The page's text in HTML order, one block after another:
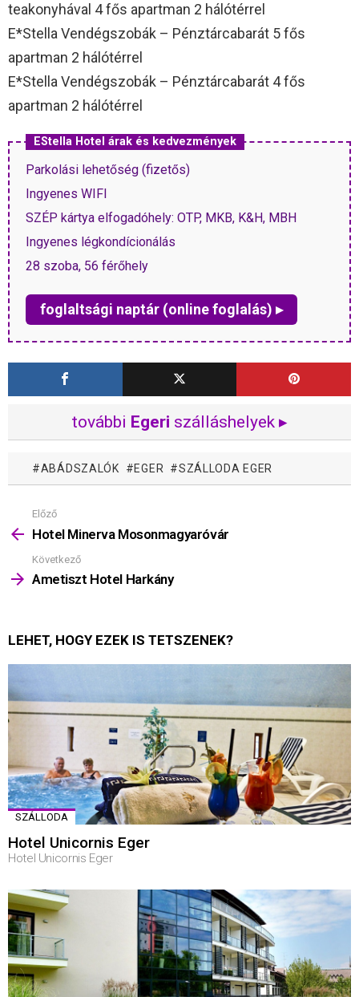
teakonyhával 4 fős apartman 2 hálótérrel
E*Stella Vendégszobák – Pénztárcabarát 5 fős
apartman 2 hálótérrel
E*Stella Vendégszobák – Pénztárcabarát 4 fős
apartman 2 hálótérrel
EStella Hotel árak és kedvezmények
Parkolási lehetőség (fizetős)
Ingyenes WIFI
SZÉP kártya elfogadóhely: OTP, MKB, K&H, MBH
Ingyenes légkondícionálás
28 szoba, 56 férőhely
foglaltsági naptár (online foglalás) ▸
további Egeri szálláshelyek ▸
ABÁDSZALÓK EGER SZÁLLODA EGER
Mutass
többet
Előző
Hotel Minerva Mosonmagyaróvár
Következő
Ametiszt Hotel Harkány
LEHET, HOGY EZEK IS TETSZENEK?
SZÁLLODA
Hotel Unicornis Eger
Hotel Unicornis Eger